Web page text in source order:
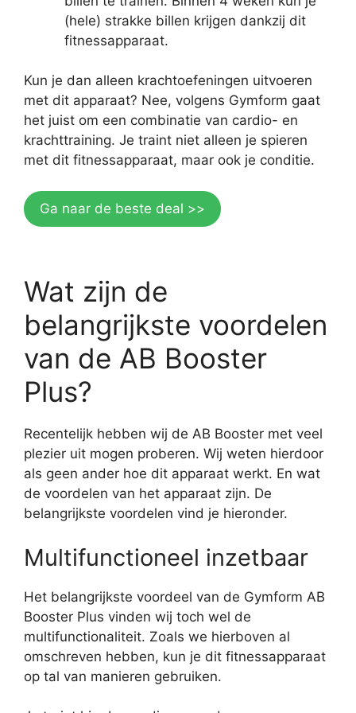
(hele) strakke billen krijgen dankzij dit
fitnessapparaat.
Kun je dan alleen krachtoefeningen uitvoeren
met dit apparaat? Nee, volgens Gymform gaat
het juist om een combinatie van cardio- en
krachttraining. Je traint niet alleen je spieren
met dit fitnessapparaat, maar ook je conditie.
Ga naar de beste deal >>
Wat zijn de
belangrijkste voordelen
van de AB Booster
Plus?
Recentelijk hebben wij de AB Booster met veel
plezier uit mogen proberen. Wij weten hierdoor
als geen ander hoe dit apparaat werkt. En wat
de voordelen van het apparaat zijn. De
belangrijkste voordelen vind je hieronder.
Multifunctioneel inzetbaar
Het belangrijkste voordeel van de Gymform AB
Booster Plus vinden wij toch wel de
multifunctionaliteit. Zoals we hierboven al
omschreven hebben, kun je dit fitnessapparaat
op tal van manieren gebruiken.